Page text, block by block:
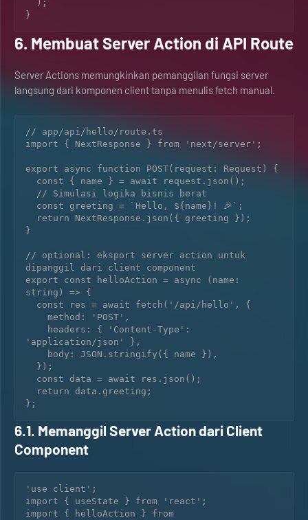
6. Membuat Server Action di API Route
Server Actions memungkinkan pemanggilan fungsi server
langsung dari komponen client tanpa menulis fetch manual.
// app/api/hello/route.ts
import { NextResponse } from 'next/server';
export async function POST(request: Request) {
}
// optional: eksport server action untuk
dipanggil dari client component
export const helloAction = async (name:
string) => {
'application/json' },
6.1. Memanggil Server Action dari Client
Component
'use client';
import { useState } from 'react';
import { helloAction } from